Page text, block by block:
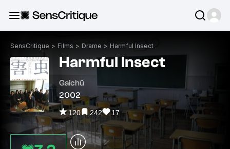
SensCritique > Films > Drame > Harmful Insect
Harmful Insect
Gaichû
2002
120 242 17